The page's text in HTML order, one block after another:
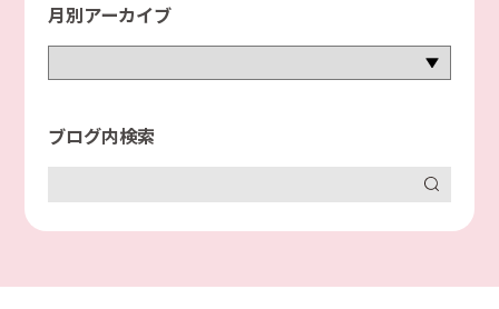
月別アーカイブ
ブログ内検索